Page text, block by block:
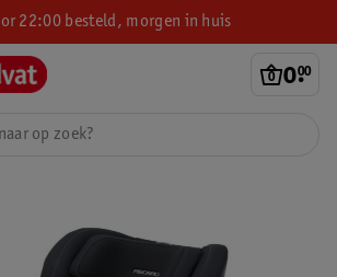
22:00 besteld, morgen in huis
0.
00